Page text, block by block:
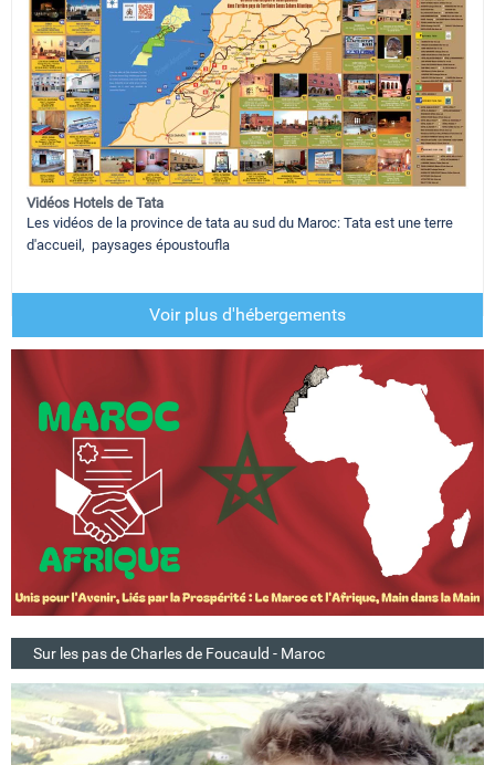
Vidéos Hotels de Tata
Les vidéos de la province de tata au sud du Maroc: Tata est une terre
d'accueil, paysages époustoufla
Voir plus d'hébergements
Sur les pas de Charles de Foucauld - Maroc